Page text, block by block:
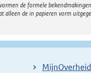
de formele
alleen de in papieren vorm